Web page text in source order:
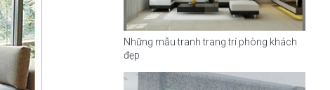
Những mẫu tranh trang trí phòng khách
đẹp